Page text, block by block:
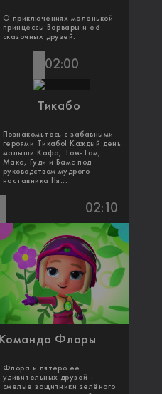
О приключениях маленькой
принцессы Варвары и её
сказочных друзей.
02:00
Тикабо
Познакомьтесь с забавными
героями Тикабо! Каждый день
малыши Кафа, Том-Том,
Мако, Гуди и Бамс под
руководством мудрого
наставника Ня...
02:10
Команда Флоры
Флора и пятеро ее
удивительных друзей -
смелые защитники зелёного